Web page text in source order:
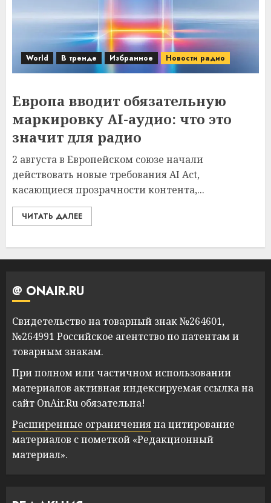
World В тренде Избранное Новости радио
Европа вводит обязательную
маркировку AI-аудио: что это
значит для радио
2 августа в Европейском союзе начали
действовать новые требования AI Act,
касающиеся прозрачности контента,...
ЧИТАТЬ ДАЛЕЕ
@ ONAIR.RU
Свидетельство на товарный знак №264601,
№264991 Российское агентство по патентам и
товарным знакам.
При полном или частичном использовании
материалов активная индексируемая ссылка на
сайт OnAir.Ru обязательна!
Расширенные ограниченияна цитирование
материалов с пометкой «Редакционный
материал».